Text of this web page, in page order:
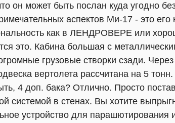
он может быть послан куда угодно
аспектов Ми-17 - это его
как в ЛЕНДРОВЕРЕ или
это. Кабина большая с
грузовые створки сзади.
вертолета рассчитана на 5
4 доп. бака? Отлично. Просто
системой в стенах. Вы хотите
устройство для парашютирования